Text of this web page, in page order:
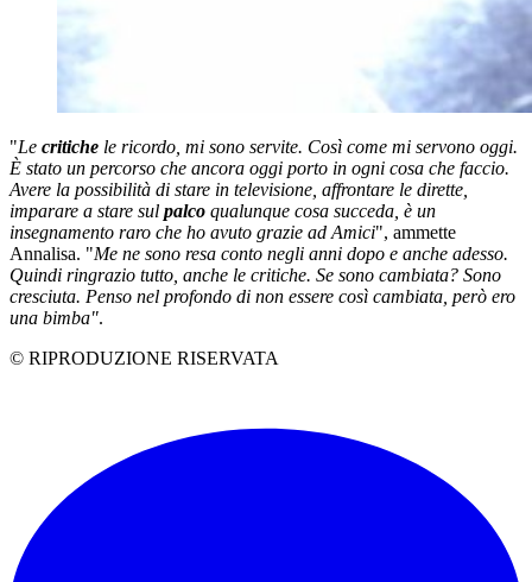
"Le critiche le ricordo, mi sono servite. Così come mi servono oggi.
È stato un percorso che ancora oggi porto in ogni cosa che faccio.
Avere la possibilità di stare in televisione, affrontare le dirette,
imparare a stare sul palco qualunque cosa succeda, è un
insegnamento raro che ho avuto grazie ad Amici", ammette
Annalisa. "Me ne sono resa conto negli anni dopo e anche adesso.
Quindi ringrazio tutto, anche le critiche. Se sono cambiata? Sono
cresciuta. Penso nel profondo di non essere così cambiata, però ero
una bimba".
© RIPRODUZIONE RISERVATA